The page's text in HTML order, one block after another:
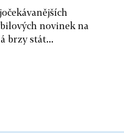
novinek na
brzy stát...